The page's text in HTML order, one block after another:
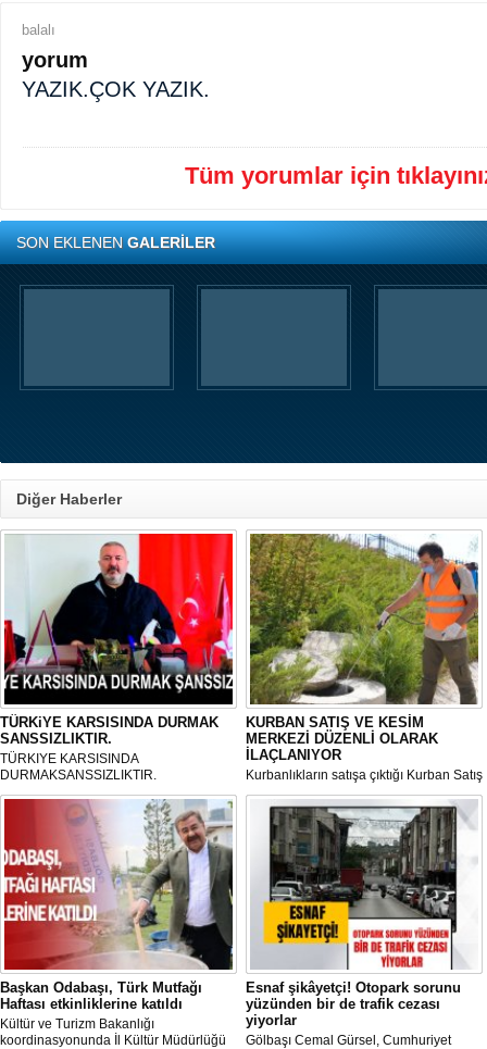
balalı
yorum
YAZIK.ÇOK YAZIK.
Tüm yorumlar için
SON EKLENENGALERİLER
Diğer Haberler
TÜRKiYE KARSISINDA DURMAK
SANSSIZLIKTIR.
TÜRKIYE KARSISINDA
DURMAKSANSSIZLIKTIR.
KURBAN SATIŞ VE KESİM
MERKEZİ DÜZENLİ OLARAK
İLAÇLANIYOR
Kurbanlıkların satışa çıktığı Kurban Satış
ve Kesim Merkezi, haşere ve
mikropların önüne geçilmesi amacıyla
her gün Gölbaşı Belediyesi ekipleri
tarafından düzenli olarak ilaçlanıyor.
Başkan Odabaşı, Türk Mutfağı
Haftası etkinliklerine katıldı
Kültür ve Turizm Bakanlığı
koordinasyonunda İl Kültür Müdürlüğü
Esnaf şikâyetçi! Otopark sorunu
yüzünden bir de trafik cezası
yiyorlar
Gölbaşı Cemal Gürsel, Cumhuriyet